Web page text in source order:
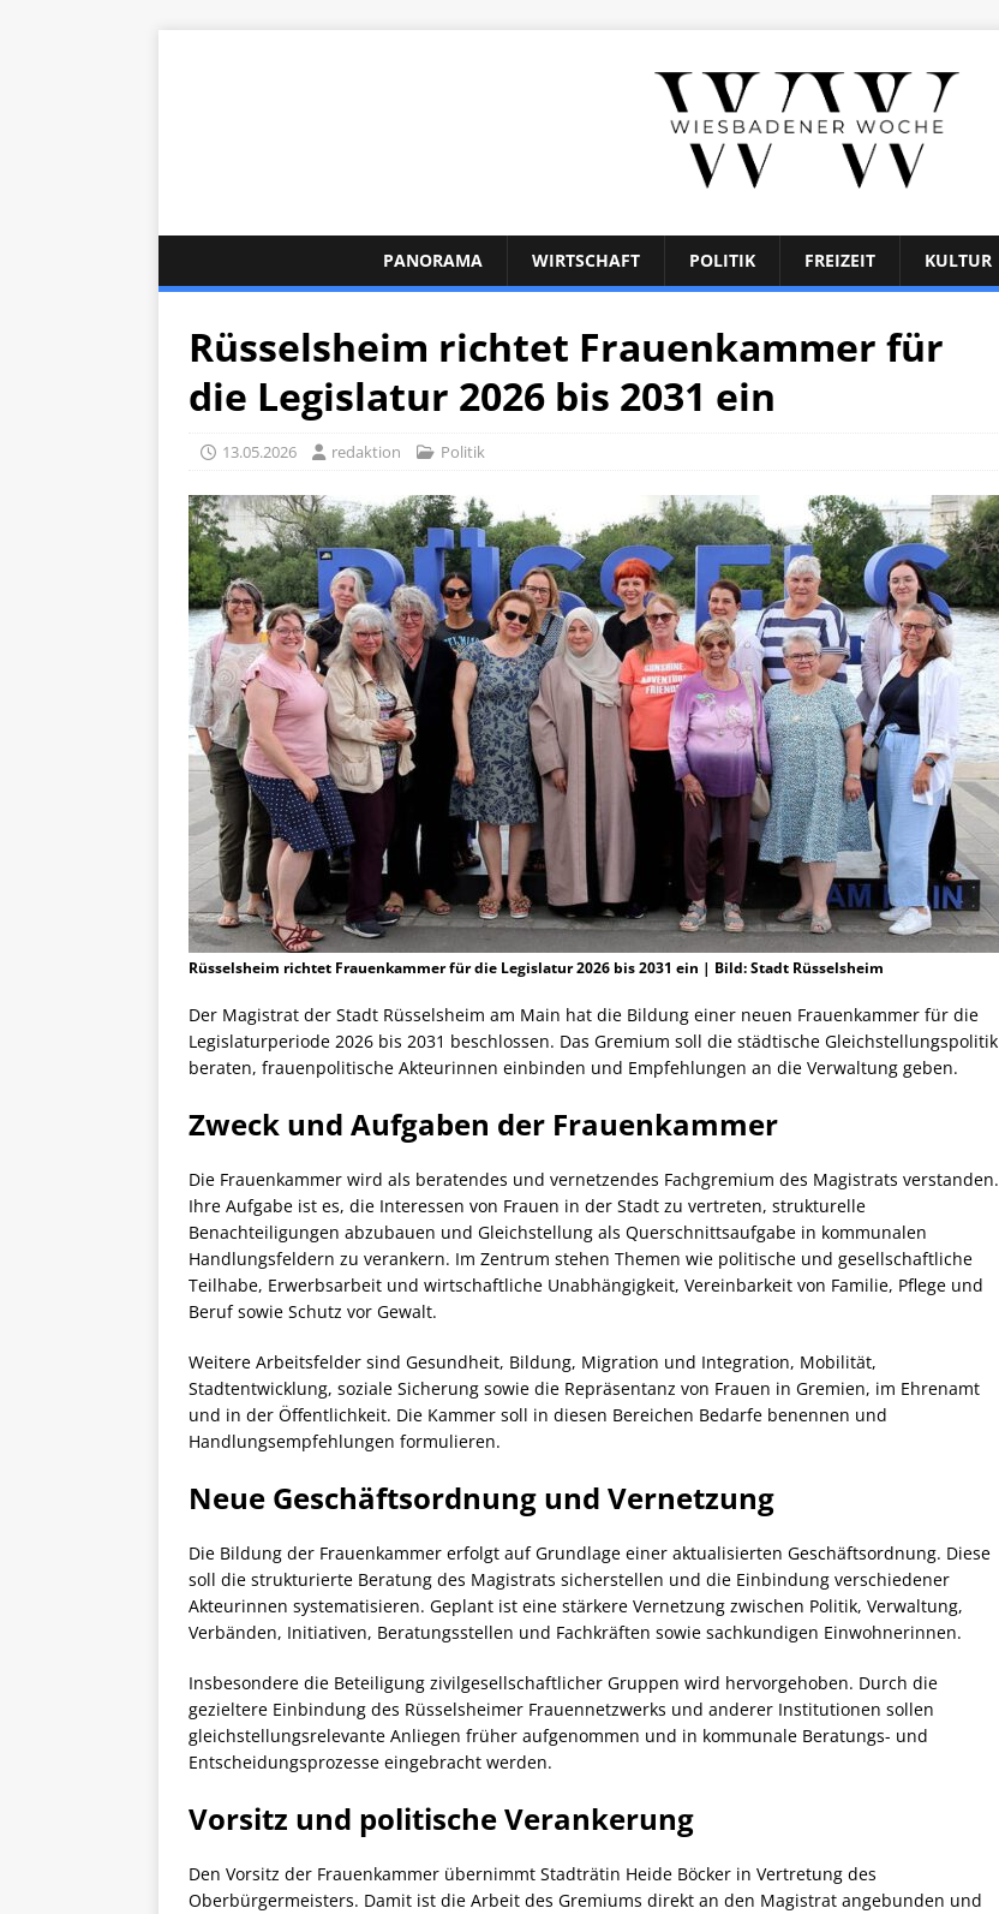
PANORAMA WIRTSCHAFT POLITIK FREIZEIT KULTUR
Rüsselsheim richtet Frauenkammer für
die Legislatur 2026 bis 2031 ein
13.05.2026 redaktion Politik
Rüsselsheim richtet Frauenkammer für die Legislatur 2026 bis 2031 ein | Bild: Stadt Rüsselsheim
Der Magistrat der Stadt Rüsselsheim am Main hat die Bildung einer neuen Frauenkammer für die
Legislaturperiode 2026 bis 2031 beschlossen. Das Gremium soll die städtische Gleichstellungspolitik
beraten, frauenpolitische Akteurinnen einbinden und Empfehlungen an die Verwaltung geben.
Zweck und Aufgaben der Frauenkammer
Die Frauenkammer wird als beratendes und vernetzendes Fachgremium des Magistrats verstanden.
Ihre Aufgabe ist es, die Interessen von Frauen in der Stadt zu vertreten, strukturelle
Benachteiligungen abzubauen und Gleichstellung als Querschnittsaufgabe in kommunalen
Handlungsfeldern zu verankern. Im Zentrum stehen Themen wie politische und gesellschaftliche
Teilhabe, Erwerbsarbeit und wirtschaftliche Unabhängigkeit, Vereinbarkeit von Familie, Pflege und
Beruf sowie Schutz vor Gewalt.
Weitere Arbeitsfelder sind Gesundheit, Bildung, Migration und Integration, Mobilität,
Stadtentwicklung, soziale Sicherung sowie die Repräsentanz von Frauen in Gremien, im Ehrenamt
und in der Öffentlichkeit. Die Kammer soll in diesen Bereichen Bedarfe benennen und
Handlungsempfehlungen formulieren.
Neue Geschäftsordnung und Vernetzung
Die Bildung der Frauenkammer erfolgt auf Grundlage einer aktualisierten Geschäftsordnung. Diese
soll die strukturierte Beratung des Magistrats sicherstellen und die Einbindung verschiedener
Akteurinnen systematisieren. Geplant ist eine stärkere Vernetzung zwischen Politik, Verwaltung,
Verbänden, Initiativen, Beratungsstellen und Fachkräften sowie sachkundigen Einwohnerinnen.
Insbesondere die Beteiligung zivilgesellschaftlicher Gruppen wird hervorgehoben. Durch die
gezieltere Einbindung des Rüsselsheimer Frauennetzwerks und anderer Institutionen sollen
gleichstellungsrelevante Anliegen früher aufgenommen und in kommunale Beratungs- und
Entscheidungsprozesse eingebracht werden.
Vorsitz und politische Verankerung
Den Vorsitz der Frauenkammer übernimmt Stadträtin Heide Böcker in Vertretung des
Oberbürgermeisters. Damit ist die Arbeit des Gremiums direkt an den Magistrat angebunden und